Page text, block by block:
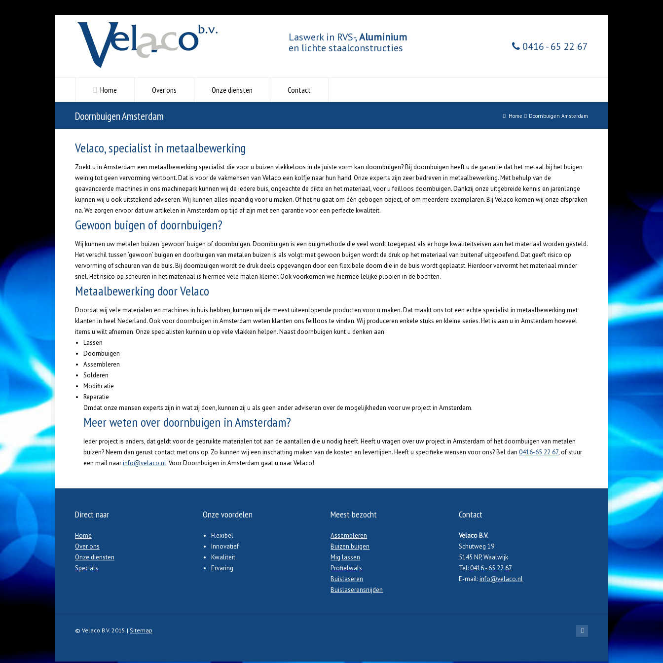
Laswerk in RVS-,Aluminium
en lichte staalconstructies
0416 - 65 22 67
Home Over ons Onze diensten Contact
Doornbuigen Amsterdam Home Doornbuigen Amsterdam
Velaco, specialist in metaalbewerking
Zoekt u in Amsterdam een metaalbewerking specialist die voor u buizen vlekkeloos in de juiste vorm kan doornbuigen? Bij doornbuigen heeft u de garantie dat het metaal bij het buigen
weinig tot geen vervorming vertoont. Dat is voor de vakmensen van Velaco een kolfje naar hun hand. Onze experts zijn zeer bedreven in metaalbewerking. Met behulp van de
geavanceerde machines in ons machinepark kunnen wij de iedere buis, ongeachte de dikte en het materiaal, voor u feilloos doornbuigen. Dankzij onze uitgebreide kennis en jarenlange
kunnen wij u ook uitstekend adviseren. Wij kunnen alles inpandig voor u maken. Of het nu gaat om één gebogen object, of om meerdere exemplaren. Bij Velaco komen wij onze afspraken
na. We zorgen ervoor dat uw artikelen in Amsterdam op tijd af zijn met een garantie voor een perfecte kwaliteit.
Gewoon buigen of doornbuigen?
Wij kunnen uw metalen buizen ‘gewoon’ buigen of doornbuigen. Doornbuigen is een buigmethode die veel wordt toegepast als er hoge kwaliteitseisen aan het materiaal worden gesteld.
Het verschil tussen ‘gewoon’ buigen en doorbuigen van metalen buizen is als volgt: met gewoon buigen wordt de druk op het materiaal van buitenaf uitgeoefend. Dat geeft risico op
vervorming of scheuren van de buis. Bij doornbuigen wordt de druk deels opgevangen door een flexibele doorn die in de buis wordt geplaatst. Hierdoor vervormt het materiaal minder
snel. Het risico op scheuren in het materiaal is hiermee vele malen kleiner. Ook voorkomen we hiermee lelijke plooien in de bochten.
Metaalbewerking door Velaco
Doordat wij vele materialen en machines in huis hebben, kunnen wij de meest uiteenlopende producten voor u maken. Dat maakt ons tot een echte specialist in metaalbewerking met
klanten in heel Nederland. Ook voor doornbuigen in Amsterdam weten klanten ons feilloos te vinden. Wij produceren enkele stuks en kleine series. Het is aan u in Amsterdam hoeveel
items u wilt afnemen. Onze specialisten kunnen u op vele vlakken helpen. Naast doornbuigen kunt u denken aan:
Lassen
Doornbuigen
Assembleren
Solderen
Modificatie
Reparatie
Omdat onze mensen experts zijn in wat zij doen, kunnen zij u als geen ander adviseren over de mogelijkheden voor uw project in Amsterdam.
Meer weten over doornbuigen in Amsterdam?
Ieder project is anders, dat geldt voor de gebruikte materialen tot aan de aantallen die u nodig heeft. Heeft u vragen over uw project in Amsterdam of het doornbuigen van metalen
buizen? Neem dan gerust contact met ons op. Zo kunnen wij een inschatting maken van de kosten en levertijden. Heeft u specifieke wensen voor ons? Bel dan 0416-65 22 67, of stuur
een mail naarinfo@velaco.nl. Voor Doornbuigen in Amsterdam gaat u naar Velaco!
Direct naar
Home
Over ons
Onze diensten
Specials
Onze voordelen
Flexibel
Innovatief
Kwaliteit
Ervaring
Meest bezocht
Assembleren
Buizen buigen
Mig lassen
Profielwals
Buislaseren
Buislaserensnijden
Contact
Velaco B.V.
Schutweg 19
5145 NP, Waalwijk
Tel:0416 - 65 22 67
E-mail:info@velaco.nl
© Velaco B.V. 2015 | Sitemap